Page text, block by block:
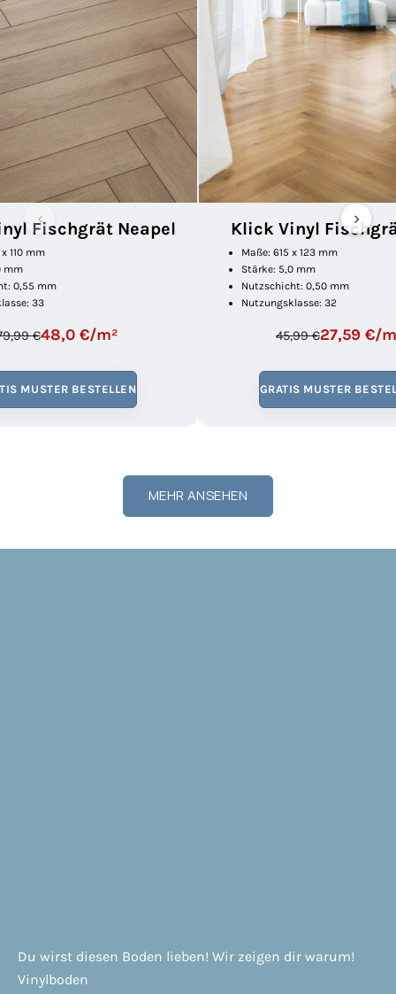
‹
Fischgrät Neapel
110 mm
mm
0,55 mm
33
€48,0 €/m²
MUSTER BESTELLEN
Klick Vinyl
Maße: 615 x 123 mm
Stärke: 5,0 mm
Nutzschicht: 0,50 mm
Nutzungsklasse: 32
45,99 €27,59 €/
GRATIS MUSTER
MEHR ANSEHEN
›
Du wirst diesen Boden lieben! Wir zeigen dir warum!
Vinylboden